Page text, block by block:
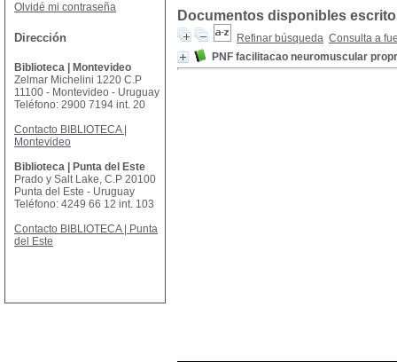
Documentos disponibles
Refinar búsqueda Consulta a
PNF facilitacao neuromuscular
Olvidé mi contraseña
Dirección
Biblioteca | Montevideo
Zelmar Michelini 1220 C.P
11100 - Montevideo - Uruguay
Teléfono: 2900 7194 int. 20
Contacto BIBLIOTECA |
Montevideo
Biblioteca | Punta del Este
Prado y Salt Lake, C.P 20100
Punta del Este - Uruguay
Teléfono: 4249 66 12 int. 103
Contacto BIBLIOTECA | Punta
del Este